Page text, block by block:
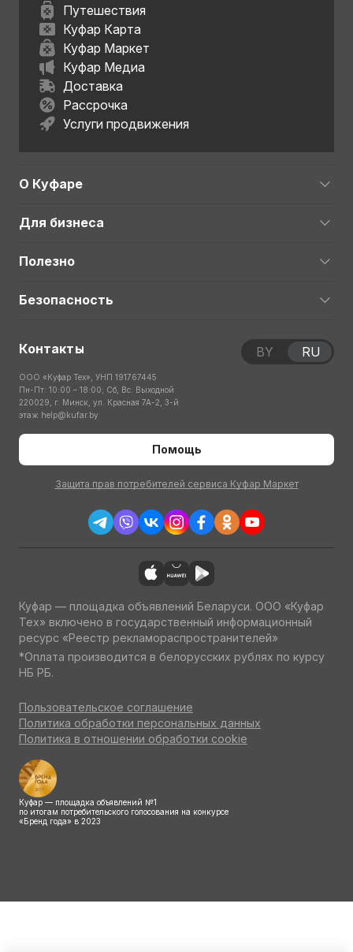
Путешествия
Куфар Карта
Куфар Маркет
Куфар Медиа
Доставка
Рассрочка
Услуги продвижения
О Куфаре
Для бизнеса
Полезно
Безопасность
Контакты
ООО «Куфар Тех», УНП 191767445
Пн-Пт: 10:00 – 18:00; Сб, Вс: Выходной
220029, г. Минск, ул. Красная 7А-2, 3-й
этаж help@kufar.by
Помощь
Защита прав потребителей сервиса Куфар Маркет
BY RU
Куфар — площадка объявлений Беларуси. ООО «Куфар
Тех» включено в государственный информационный
ресурс «Реестр рекламораспространителей»
*Оплата производится в белорусских рублях по курсу
НБ РБ.
Пользовательское соглашение
Политика обработки персональных данных
Политика в отношении обработки cookie
Куфар — площадка объявлений №1
по итогам потребительского голосования на конкурсе
«Бренд года» в 2023